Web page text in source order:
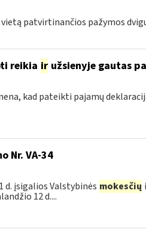
patvirtinančios pažymos
reikia iružsienyje gautas
kad pateikti pajamų
Nr. VA-34
d. įsigalios Valstybinės mokesčių
12 d....